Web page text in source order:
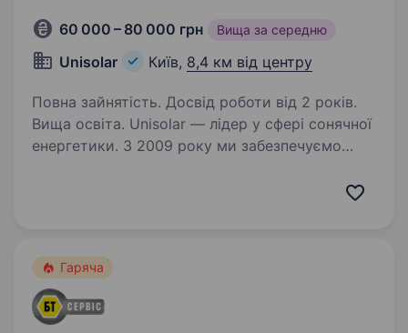
60 000 – 80 000 грн Вища за середню
Unisolar Київ, 8,4 км від центру
Повна зайнятість. Досвід роботи від 2 років.
Вища освіта. Unisolar — лідер у сфері сонячної
енергетики. З 2009 року ми забезпечуємо
Гаряча